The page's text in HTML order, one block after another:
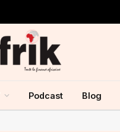
Podcast Blog